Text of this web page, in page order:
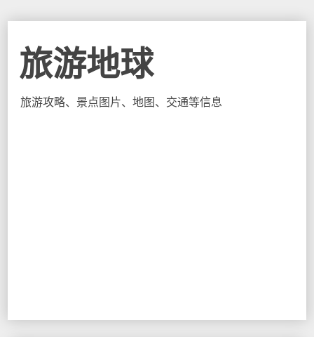
旅游地球
旅游攻略、景点图片、地图、交通等信息